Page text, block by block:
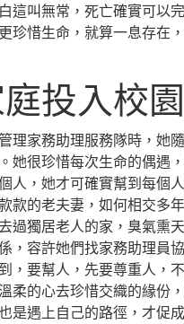
這叫無常，死亡確實可以
珍惜生命，就算一息存在
投入校園
理家務助理服務隊時，她
她很珍惜每次生命的偶遇
人，她才可確實幫到每個
款的老夫妻，如何相交多
過獨居老人的家，臭氣熏
，容許她們找家務助理員
，要幫人，先要尊重人，
柔的心去珍惜交織的緣份
是遇上自己的路徑，才促